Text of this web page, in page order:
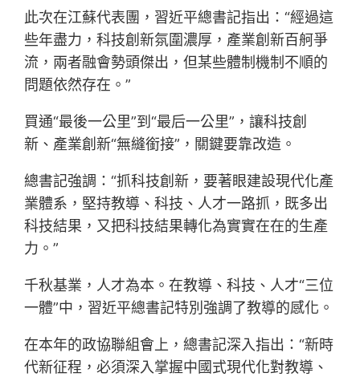
此次在江蘇代表團，習近平總書記指出：“經過這
些年盡力，科技創新氛圍濃厚，產業創新百舸爭
流，兩者融會勢頭傑出，但某些體制機制不順的
問題依然存在。”
買通“最後一公里”到“最后一公里”，讓科技創
新、產業創新“無縫銜接”，關鍵要靠改造。
總書記強調：“抓科技創新，要著眼建設現代化產
業體系，堅持教導、科技、人才一路抓，既多出
科技結果，又把科技結果轉化為實實在在的生產
力。”
千秋基業，人才為本。在教導、科技、人才“三位
一體”中，習近平總書記特別強調了教導的感化。
在本年的政協聯組會上，總書記深入指出：“新時
代新征程，必須深入掌握中國式現代化對教導、